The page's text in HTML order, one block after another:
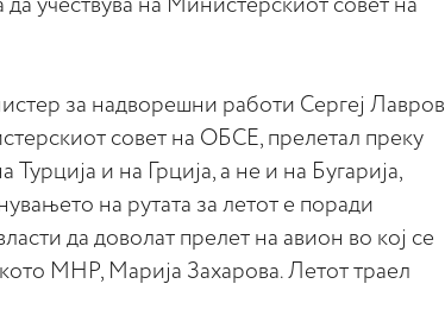
учествува на Министерскиот совет на
за надворешни работи Сергеј Лавров
совет на ОБСЕ, прелетал преку
и на Грција, а не и на Бугарија,
на рутата за летот е поради
да доволат прелет на авион во кој се
МНР, Марија Захарова. Летот траел